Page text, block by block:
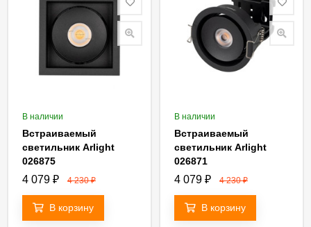
В наличии
Встраиваемый
светильник Arlight
026875
4 079 ₽ 4 230₽
В корзину
В наличии
Встраиваемый
светильник Arlight
026871
4 079 ₽ 4 230₽
В корзину